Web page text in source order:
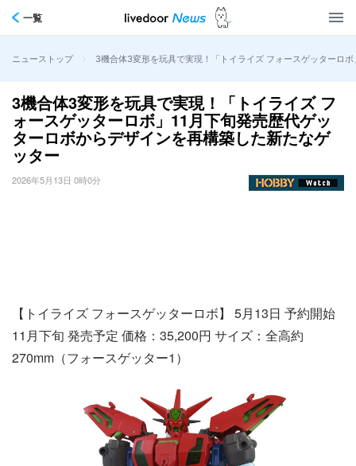
一覧
ニューストップ > 3機合体3変形を玩具で実現！「トイライズ フォースゲッターロ
3機合体3変形を玩具で実現！「トイライズ フ
ォースゲッターロボ」11月下旬発売歴代ゲッ
ターロボからデザインを再構築した新たなゲ
ッター
2026年5月13日 0時0分
【トイライズ フォースゲッターロボ】 5月13日 予約開始
11月下旬 発売予定 価格：35,200円 サイズ：全高約
270mm（フォースゲッター1）